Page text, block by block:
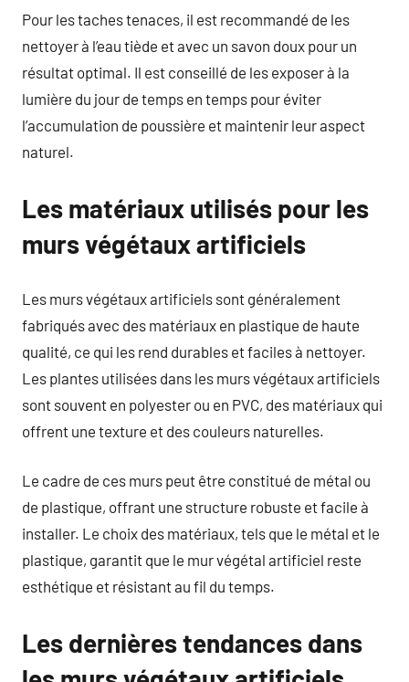
Pour les taches tenaces, il est recommandé de les
nettoyer à l’eau tiède et avec un savon doux pour un
résultat optimal. Il est conseillé de les exposer à la
lumière du jour de temps en temps pour éviter
l’accumulation de poussière et maintenir leur aspect
naturel.
Les matériaux utilisés pour les
murs végétaux artificiels
Les murs végétaux artificiels sont généralement
fabriqués avec des matériaux en plastique de haute
qualité, ce qui les rend durables et faciles à nettoyer.
Les plantes utilisées dans les murs végétaux artificiels
sont souvent en polyester ou en PVC, des matériaux qui
offrent une texture et des couleurs naturelles.
Le cadre de ces murs peut être constitué de métal ou
de plastique, offrant une structure robuste et facile à
installer. Le choix des matériaux, tels que le métal et le
plastique, garantit que le mur végétal artificiel reste
esthétique et résistant au fil du temps.
Les dernières tendances dans